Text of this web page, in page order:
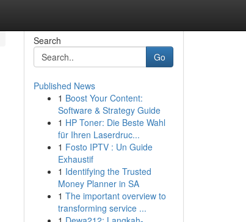
Search
Go
Published News
1 Boost Your Content:
Software & Strategy Guide
1 HP Toner: Die Beste Wahl
für Ihren Laserdruc...
1 Fosto IPTV : Un Guide
Exhaustif
1 Identifying the Trusted
Money Planner in SA
1 The important overview to
transforming service ...